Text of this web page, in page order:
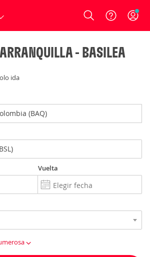
Login
- BASILEA
ida
Vuelta